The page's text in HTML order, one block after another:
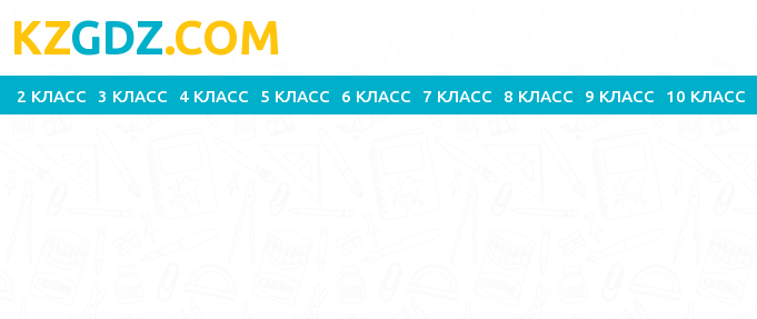
KZGDZ.COM
2 КЛАСС 3 КЛАСС 4 КЛАСС 5 КЛАСС 6 КЛАСС 7 КЛАСС 8 КЛАСС 9 КЛАСС 10 КЛАСС